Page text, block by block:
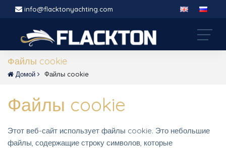
info@flacktonyachting.com
Файлы cookie
Домой Файлы cookie
Файлы cookie
Этот веб-сайт использует файлы cookie. Это небольшие
файлы, содержащие строку символов, которые